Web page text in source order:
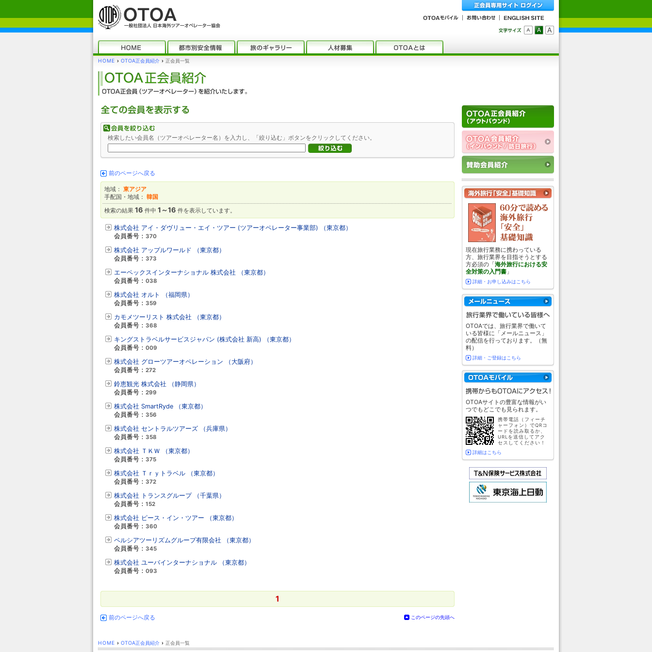
HOME › OTOA正会員紹介 › 正会員一覧
検索したい会員名（ツアーオペレーター名）を入力し、「絞り込む」ボタンをクリックしてください。
前のページへ戻る
地域： 東アジア
手配国・地域： 韓国
検索の結果 16 件中 1～16 件を表示しています。
株式会社 アイ・ダヴリュー・エイ・ツアー (ツアーオペレーター事業部) （東京都）
会員番号： 370
株式会社 アップルワールド （東京都）
会員番号： 373
エーペックスインターナショナル 株式会社 （東京都）
会員番号： 038
株式会社 オルト （福岡県）
会員番号： 359
カモメツーリスト 株式会社 （東京都）
会員番号： 368
キングストラベルサービスジャパン (株式会社 新高) （東京都）
会員番号： 009
株式会社 グローツアーオペレーション （大阪府）
会員番号： 272
鈴恵観光 株式会社 （静岡県）
会員番号： 299
株式会社 SmartRyde （東京都）
会員番号： 356
株式会社 セントラルツアーズ （兵庫県）
会員番号： 358
株式会社 ＴＫＷ （東京都）
会員番号： 375
株式会社 Ｔｒｙトラベル （東京都）
会員番号： 372
株式会社 トランスグループ （千葉県）
会員番号： 152
株式会社 ピース・イン・ツアー （東京都）
会員番号： 360
ペルシアツーリズムグループ有限会社 （東京都）
会員番号： 345
株式会社 ユーバインターナショナル （東京都）
会員番号： 093
1
前のページへ戻る このページの先頭へ
現在旅行業務に携わっている
方、旅行業界を目指そうとする
方必須の「海外旅行における安
全対策の入門書 」
詳細・お申し込みはこちら
OTOAでは、旅行業界で働いて
いる皆様に「メールニュース」
の配信を行っております。（無
料）
詳細・ご登録はこちら
OTOAサイトの豊富な情報がい
つでもどこでも見られます。
携帯電話（フィーチ
ャーフォン）でQRコ
ードを読み取るか、
URLを送信してアク
セスしてください！
詳細はこちら
HOME › OTOA正会員紹介 › 正会員一覧